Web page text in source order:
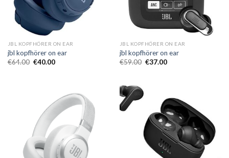
JBL KOPFHÖRER ON EAR
jbl kopfhörer on ear
€64.00 €40.00
JBL KOPFHÖRER ON EAR
jbl kopfhörer on ear
€59.00 €37.00